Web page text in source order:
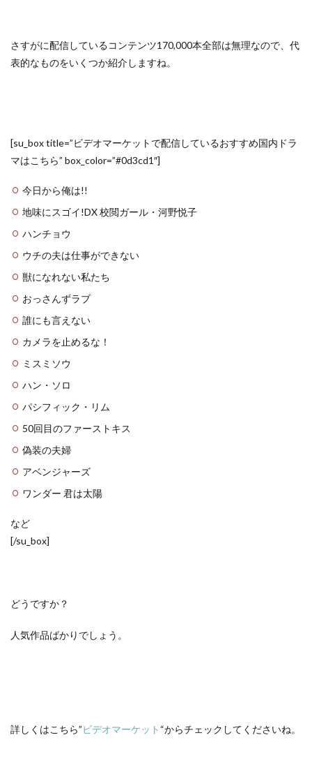
さすがに配信しているコンテンツ170,000本全部は無理なので、代
表的なものをいくつか紹介しますね。
[su_box title=”ビデオマーケットで配信しているおすすめ国内ドラ
マはこちら” box_color=”#0d3cd1″]
今日から俺は!!
地味にスゴイ!DX 校閲ガール・河野悦子
ハンチョウ
ウチの夫は仕事ができない
獣になれない私たち
おっさんずラブ
誰にも言えない
カメラを止めるな！
ミスミソウ
ハン・ソロ
パシフィック・リム
50回目のファーストキス
偽装の夫婦
アベンジャーズ
ワンダー 君は太陽
など
[/su_box]
どうですか？
人気作品ばかりでしょう。
詳しくはこちら”ビデオマーケット “からチェックしてくださいね。